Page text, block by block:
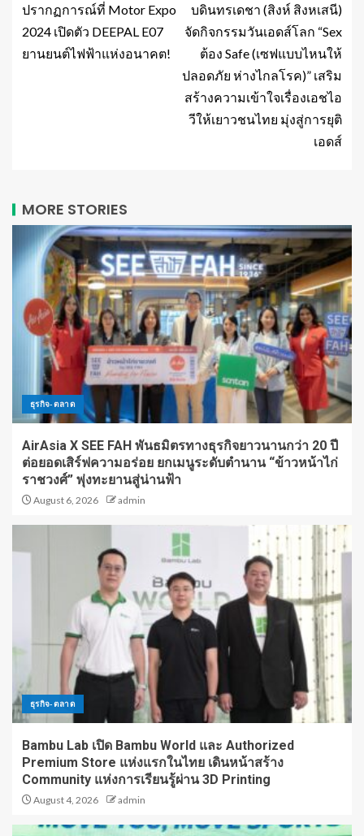
ปรากฏการณ์ที่ Motor Expo
2024 เปิดตัว DEEPAL E07
ยานยนต์ไฟฟ้าแห่งอนาคต!
บดินทรเดชา (สิงห์ สิงหเสนี)
จัดกิจกรรมวันเอดส์โลก “Sex
ต้อง Safe (เซฟแบบไหนให้
ปลอดภัย ห่างไกลโรค)” เสริม
สร้างความเข้าใจเรื่องเอชไอ
วีให้เยาวชนไทย มุ่งสู่การยุติ
เอดส์
MORE STORIES
ธุรกิจ-ตลาด
AirAsia X SEE FAH พันธมิตรทางธุรกิจยาวนานกว่า 20 ปี
ต่อยอดเสิร์ฟความอร่อย ยกเมนูระดับตำนาน “ข้าวหน้าไก่
ราชวงศ์” พุ่งทะยานสู่น่านฟ้า
August 6, 2026 admin
ธุรกิจ-ตลาด
Bambu Lab เปิด Bambu World และ Authorized
Premium Store แห่งแรกในไทย เดินหน้าสร้าง
Community แห่งการเรียนรู้ผ่าน 3D Printing
August 4, 2026 admin